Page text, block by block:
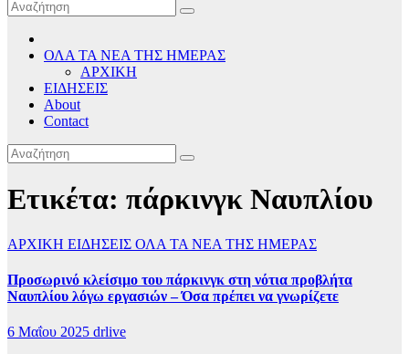
ΟΛΑ ΤΑ ΝΕΑ ΤΗΣ ΗΜΕΡΑΣ
ΑΡΧΙΚΗ
ΕΙΔΗΣΕΙΣ
About
Contact
Ετικέτα: πάρκινγκ Ναυπλίου
ΑΡΧΙΚΗ ΕΙΔΗΣΕΙΣ ΟΛΑ ΤΑ ΝΕΑ ΤΗΣ ΗΜΕΡΑΣ
Προσωρινό κλείσιμο του πάρκινγκ στη νότια προβλήτα
Ναυπλίου λόγω εργασιών – Όσα πρέπει να γνωρίζετε
6 Μαΐου 2025 drlive